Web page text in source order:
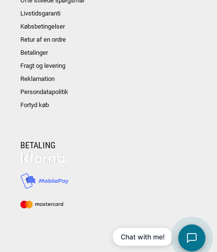
Livstidsgaranti
Købsbetingelser
Retur af en ordre
Betalinger
Fragt og levering
Reklamation
Persondatapolitik
Fortyd køb
BETALING
Chat with me!